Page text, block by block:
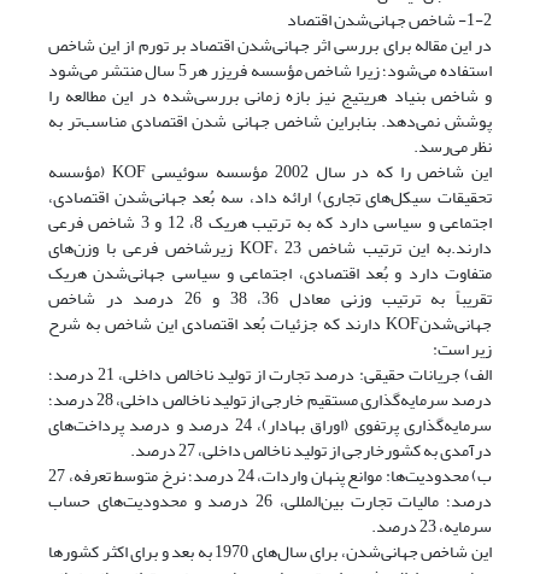
1-2- شاخص جهانی‌شدن اقتصاد
در این مقاله برای بررسی اثر جهانی‌شدن اقتصاد بر تورم از این شاخص
استفاده می‌شود؛ زیرا شاخص مؤسسه فریزر هر 5 سال منتشر می‌شود
و شاخص بنیاد هریتیج نیز بازه زمانی بررسی‌شده در این مطالعه را
پوشش نمی‌دهد. بنابراین شاخص جهانی شدن اقتصادی مناسب‌تر به
نظر می‌رسد.
این شاخص را که در سال 2002 مؤسسه سوئیسی KOF‌ (مؤسسه
تحقیقات سیکل‌های تجاری) ارائه داد، سه بُعد جهانی‌شدن اقتصادی،
اجتماعی و سیاسی دارد که به ترتیب هریک 8، 12 و 3 شاخص فرعی
دارند.به این ترتیب شاخص KOF، 23 زیر‌شاخص فرعی با وزن‌های
متفاوت دارد و بُعد اقتصادی، اجتماعی و سیاسی جهانی‌شدن هریک
تقریباً به ترتیب وزنی معادل 36، 38 و 26 درصد در شاخص
جهانی‌شدنKOF دارند که جزئیات بُعد اقتصادی این شاخص به شرح
زیر است:
الف) جریانات حقیقی: درصد تجارت از تولید ناخالص داخلی، 21 درصد؛
درصد سرمایه‌گذاری مستقیم خارجی از تولید ناخالص داخلی، 28 درصد؛
سرمایه‌گذاری پرتفوی (اوراق بهادار)، 24 درصد و درصد پرداخت‌های
درآمدی به کشورخارجی از تولید ناخالص داخلی، 27 درصد.
ب) محدودیت‌ها: موانع پنهان واردات، 24 درصد؛ نرخ متوسط تعرفه، 27
درصد؛ مالیات تجارت بین‌المللی، 26 درصد و محدودیت‌های حساب
سرمایه، 23 درصد.
این شاخص جهانی‌شدن، برای سال‌های 1970 به بعد و برای اکثر کشورها